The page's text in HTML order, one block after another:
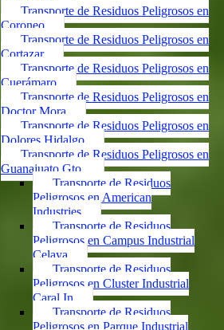
Transporte de Residuos Peligrosos en
Coroneo
Transporte de Residuos Peligrosos en
Cortazar
Transporte de Residuos Peligrosos en
Cuerámaro
Transporte de Residuos Peligrosos en
Doctor Mora
Transporte de Residuos Peligrosos en
Dolores Hidalgo
Transporte de Residuos Peligrosos en
Guanajuato Gto.
Transporte de Residuos
Peligrosos en American
Industries
Transporte de Residuos
Peligrosos en Campus Industrial
Celaya
Transporte de Residuos
Peligrosos en Cluster Industrial
Caral In
Transporte de Residuos
Peligrosos en Parque Industrial